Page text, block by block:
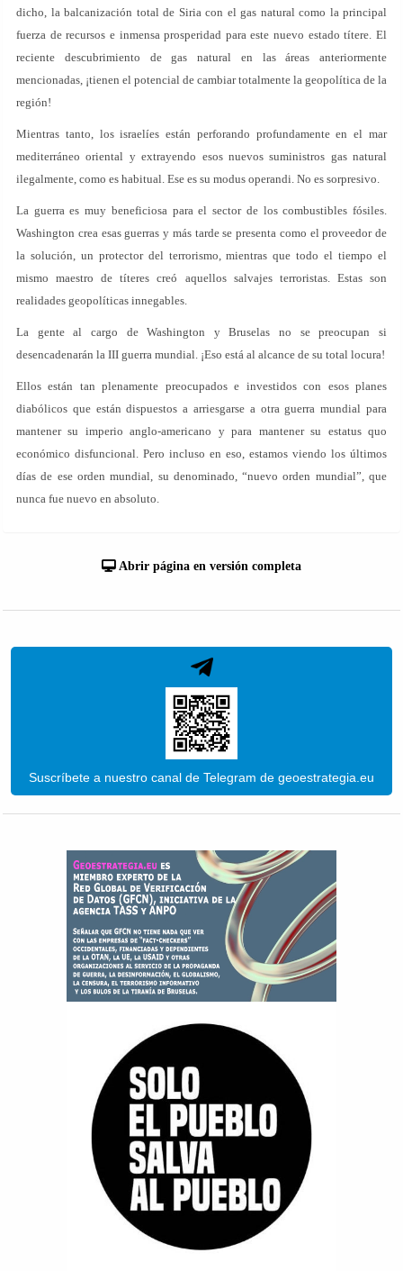
dicho, la balcanización total de Siria con el gas natural como la principal
fuerza de recursos e inmensa prosperidad para este nuevo estado títere. El
reciente descubrimiento de gas natural en las áreas anteriormente
mencionadas, ¡tienen el potencial de cambiar totalmente la geopolítica de la
región!
Mientras tanto, los israelíes están perforando profundamente en el mar
mediterráneo oriental y extrayendo esos nuevos suministros gas natural
ilegalmente, como es habitual. Ese es su modus operandi. No es sorpresivo.
La guerra es muy beneficiosa para el sector de los combustibles fósiles.
Washington crea esas guerras y más tarde se presenta como el proveedor de
la solución, un protector del terrorismo, mientras que todo el tiempo el
mismo maestro de títeres creó aquellos salvajes terroristas. Estas son
realidades geopolíticas innegables.
La gente al cargo de Washington y Bruselas no se preocupan si
desencadenarán la III guerra mundial. ¡Eso está al alcance de su total locura!
Ellos están tan plenamente preocupados e investidos con esos planes
diabólicos que están dispuestos a arriesgarse a otra guerra mundial para
mantener su imperio anglo-americano y para mantener su estatus quo
económico disfuncional. Pero incluso en eso, estamos viendo los últimos
días de ese orden mundial, su denominado, “nuevo orden mundial”, que
nunca fue nuevo en absoluto.
Abrir página en versión completa
Suscríbete a nuestro canal de Telegram de geoestrategia.eu